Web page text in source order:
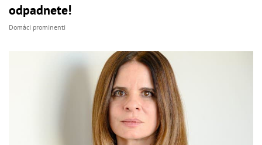
odpadnete!
Domáci prominenti